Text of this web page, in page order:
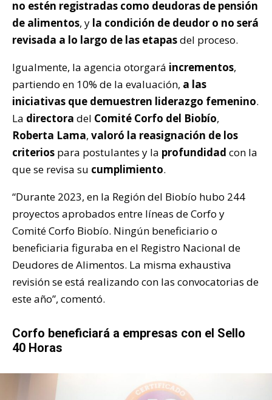
no estén registradas como deudoras de pensión
de alimentos, y la condición de deudor o no será
revisada a lo largo de las etapasdel proceso.
Igualmente, la agencia otorgará incrementos,
partiendo en 10% de la evaluación, a las
iniciativas que demuestren liderazgo femenino.
La directora del Comité Corfo del Biobío,
Roberta Lama, valoró la reasignación de los
criterios para postulantes y la profundidad con la
que se revisa su cumplimiento.
“Durante 2023, en la Región del Biobío hubo 244
proyectos aprobados entre líneas de Corfo y
Comité Corfo Biobío. Ningún beneficiario o
beneficiaria figuraba en el Registro Nacional de
Deudores de Alimentos. La misma exhaustiva
revisión se está realizando con las convocatorias de
este año”, comentó.
Corfo beneficiará a empresas con el Sello
40 Horas